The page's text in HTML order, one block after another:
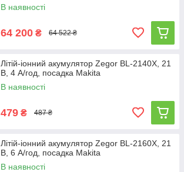
В наявності
64 200 ₴ 64 522 ₴
Літій-іонний акумулятор Zegor BL-2140X, 21
В, 4 А/год, посадка Makita
В наявності
479 ₴ 487 ₴
Літій-іонний акумулятор Zegor BL-2160X, 21
В, 6 А/год, посадка Makita
В наявності